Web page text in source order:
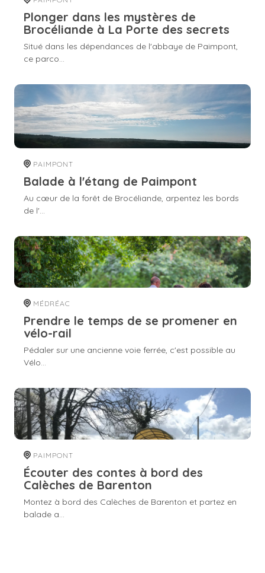
Plonger dans les mystères de
Brocéliande à La Porte des secrets
Situé dans les dépendances de l'abbaye de Paimpont,
ce parco...
PAIMPONT
Balade à l'étang de Paimpont
Au cœur de la forêt de Brocéliande, arpentez les bords
de l'...
MÉDRÉAC
Prendre le temps de se promener en
vélo-rail
Pédaler sur une ancienne voie ferrée, c'est possible au
Vélo...
PAIMPONT
Écouter des contes à bord des
Calèches de Barenton
Montez à bord des Calèches de Barenton et partez en
balade a...